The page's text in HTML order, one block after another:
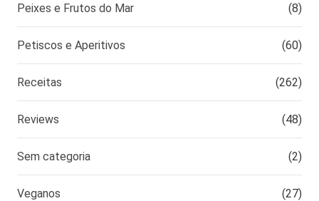
Peixes e Frutos do Mar (8)
Petiscos e Aperitivos (60)
Receitas (262)
Reviews (48)
Sem categoria (2)
Veganos (27)